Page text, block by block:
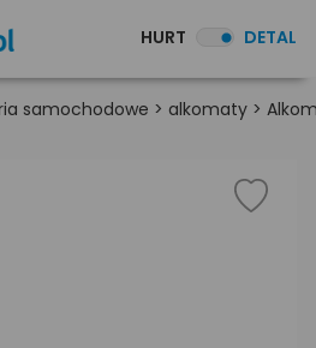
HURT DETAL
samochodowe > alkomaty >